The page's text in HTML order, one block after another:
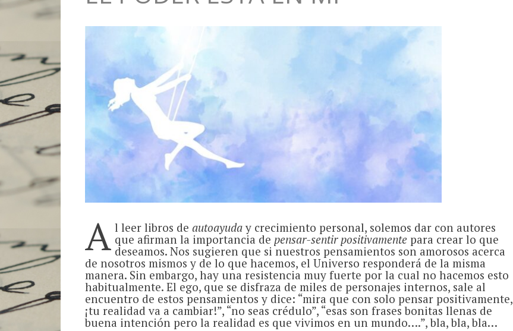
A l leer libros deautoayuda y crecimiento personal, solemos dar con autores
que afirman la importancia de pensar-sentir positivamente para crear lo que
deseamos. Nos sugieren que si nuestros pensamientos son amorosos acerca
de nosotros mismos y de lo que hacemos, el Universo responderá de la misma
manera. Sin embargo, hay una resistencia muy fuerte por la cual no hacemos esto
habitualmente. El ego, que se disfraza de miles de personajes internos, sale al
encuentro de estos pensamientos y dice: “mira que con solo pensar positivamente,
¡tu realidad va a cambiar!”, “no seas crédulo”, “esas son frases bonitas llenas de
buena intención pero la realidad es que vivimos en un mundo….”, bla, bla, bla…